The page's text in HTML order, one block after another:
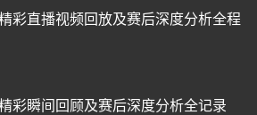
彩直播视频回放及赛后深度分析全程
彩瞬间回顾及赛后深度分析全记录